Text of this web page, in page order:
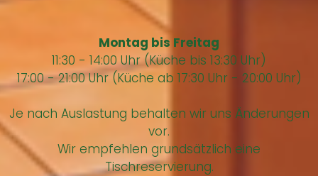
Montag bis Freitag
11:30 - 14:00 Uhr (Küche bis 13:30 Uhr)
17:00 - 21:00 Uhr (Küche ab 17:30 Uhr - 20:00 Uhr)
Je nach Auslastung behalten wir uns Änderungen
vor.
Wir empfehlen grundsätzlich eine
Tischreservierung.